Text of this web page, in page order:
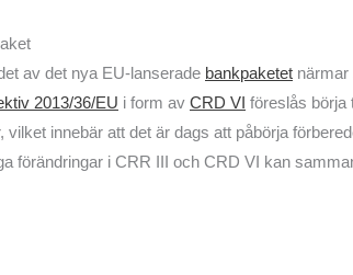
av det nya EU-lanserade bankpaketet närmar
2013/36/EU i form av CRD VI föreslås börja
vilket innebär att det är dags att påbörja
förändringar i CRR III och CRD VI kan